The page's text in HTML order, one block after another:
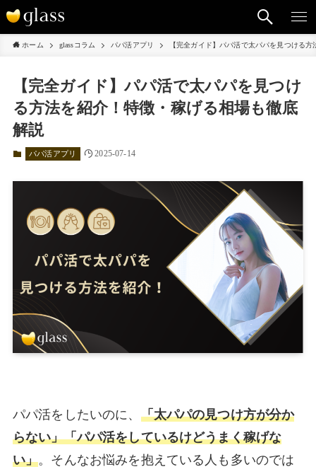
ホーム glassコラム パパ活アプリ 【完全ガイド】パパ活で太パパを見つける
【完全ガイド】パパ活で太パパを見つけ
る方法を紹介！特徴・稼げる相場も徹底
解説
パパ活アプリ 2025-07-14
パパ活をしたいのに、 「太パパの見つけ方が分か
らない」「パパ活をしているけどうまく稼げな
い」。そんなお悩みを抱えている人も多いのでは